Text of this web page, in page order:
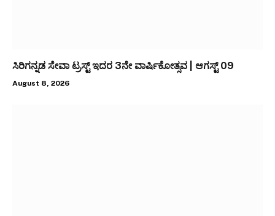
ಸಿರಿಗನ್ನಡ ಸೇವಾ ಟ್ರಸ್ಟ್ ಇದರ 3ನೇ ವಾರ್ಷಿಕೋತ್ಸವ | ಆಗಸ್ಟ್ 09
August 8, 2026